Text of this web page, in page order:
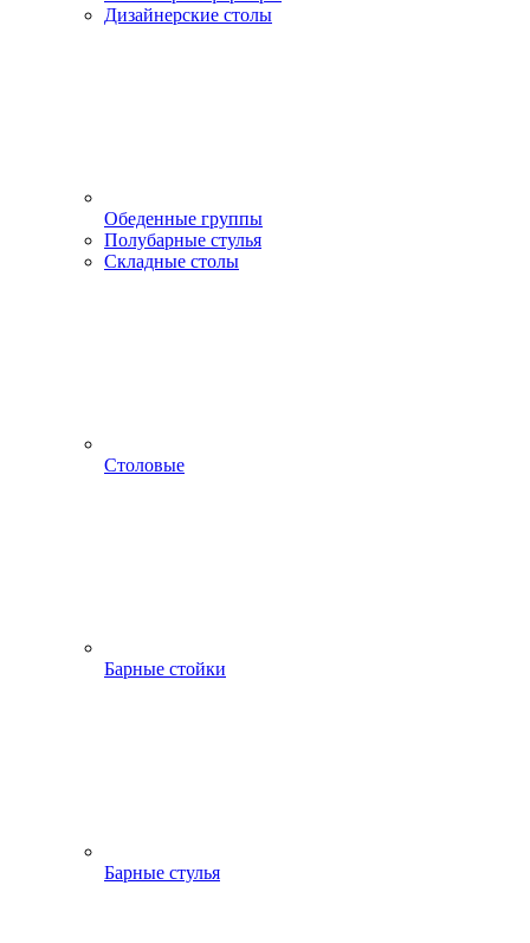
Дизайнерские столы
Обеденные группы
Полубарные стулья
Складные столы
Столовые
Барные стойки
Барные стулья